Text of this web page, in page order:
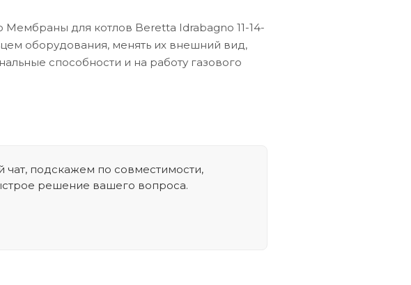
для котлов Beretta Idrabagno 11-14-
оборудования, менять их внешний вид,
способности и на работу газового
подскажем по совместимости,
решение вашего вопроса.